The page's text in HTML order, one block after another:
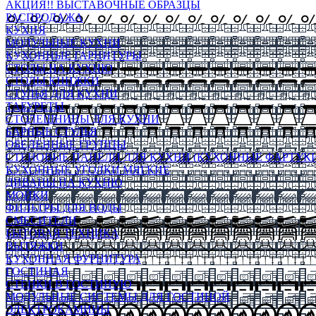
АКЦИЯ!! ВЫСТАВОЧНЫЕ ОБРАЗЦЫ
РАСПРОДАЖА
КУХНЯ
МОДУЛЬНЫЕ КУХНИ
КУХОННЫЕ ГАРНИТУРЫ
СТОЛЫ НА КУХНЮ
СТОЛЫ КНИЖКИ
СТУЛЬЯ ДЛЯ КУХНИ
ТАБУРЕТЫ
СТОЛЕШНИЦЫ ДЛЯ КУХНИ
БАРНЫЕ СТУЛЬЯ
ОБЕДЕННЫЕ ГРУППЫ
СТЕНОВЫЕ ПАНЕЛИ ДЛЯ КУХНИ (КУХОННЫЕ
КУХОННЫЕ УГОЛКИ МЯГКИЕ
ДИВАНЫ НА КУХНЮ
МОЙКИ
ФИЛЬТРЫ ДЛЯ ВОДЫ
СМЕСИТЕЛИ
БЫТОВАЯ ТЕХНИКА
ВЫТЯЖКИ
КУХОННАЯ ФУРНИТУРА
ГОСТИНАЯ
СТЕНКИ В ГОСТИНУЮ
МОДУЛЬНЫЕ СИСТЕМЫ ДЛЯ ГОСТИНОЙ
ЭЛЕКТРОКАМИНЫ